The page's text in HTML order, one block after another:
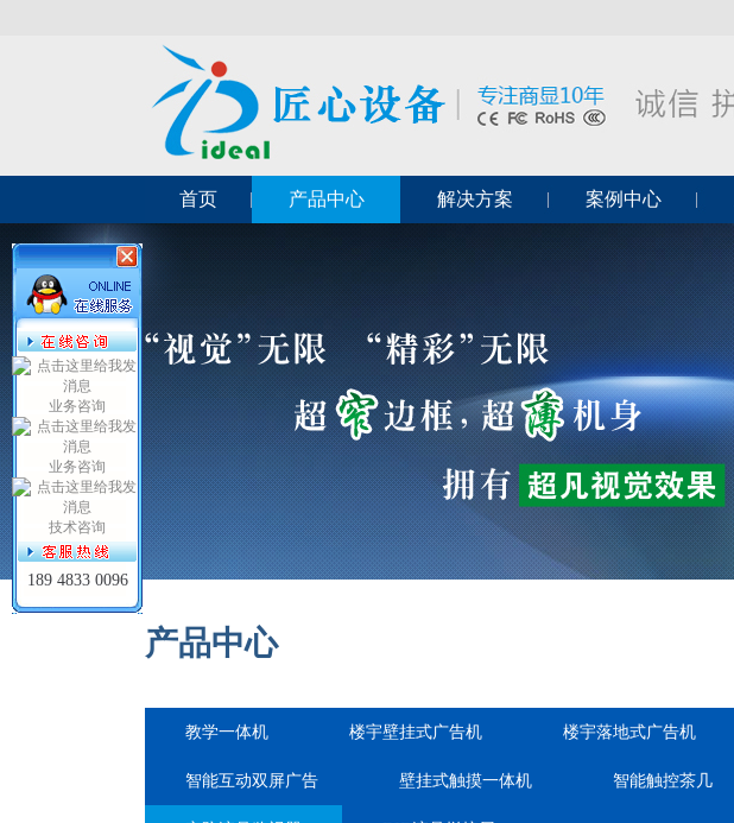
首页 产品中心 解决方案 案例中心
产品中心
教学一体机 楼宇壁挂式广告机 楼宇落地式广告机
智能互动双屏广告 壁挂式触摸一体机 智能触控茶几
业务咨询
业务咨询
技术咨询
189 4833 0096